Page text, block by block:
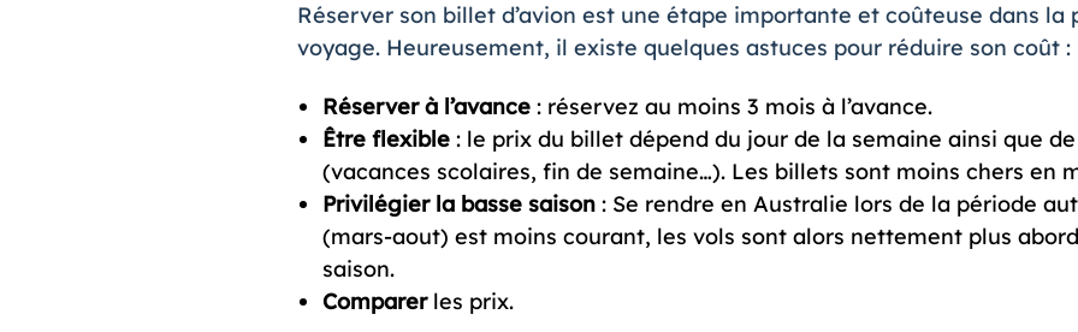
Réserver son billet d’avion est une étape importante et coûteuse dans la
voyage. Heureusement, il existe quelques astuces pour réduire son coût :
Réserver à l’avance : réservez au moins 3 mois à l’avance.
Être flexible : le prix du billet dépend du jour de la semaine ainsi que
(vacances scolaires, fin de semaine…). Les billets sont moins chers en
Privilégier la basse saison : Se rendre en Australie lors de la période
(mars-aout) est moins courant, les vols sont alors nettement plus
saison.
Comparerles prix.